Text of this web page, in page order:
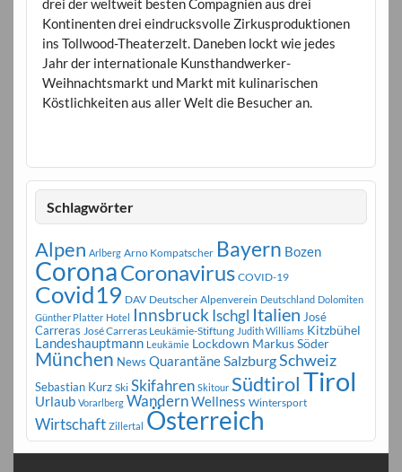
drei der weltweit besten Compagnien aus drei
Kontinenten drei eindrucksvolle Zirkusproduktionen
ins Tollwood-Theaterzelt. Daneben lockt wie jedes
Jahr der internationale Kunsthandwerker-
Weihnachtsmarkt und Markt mit kulinarischen
Köstlichkeiten aus aller Welt die Besucher an.
Schlagwörter
Alpen Arlberg Arno Kompatscher Bayern Bozen
CoronaCoronavirus COVID-19
Covid19 DAV Deutscher Alpenverein Deutschland Dolomiten
Günther Platter Hotel Innsbruck Ischgl Italien José
Carreras José Carreras Leukämie-Stiftung Judith Williams Kitzbühel
Landeshauptmann Leukämie Lockdown Markus Söder
München News Quarantäne SalzburgSchweiz
Sebastian Kurz Ski Skifahren Skitour SüdtirolTirol
Urlaub Vorarlberg WandernWellness Wintersport
Wirtschaft Zillertal Österreich